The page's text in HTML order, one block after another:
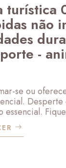
turística
não
-
se ou
Desperte
essencial.